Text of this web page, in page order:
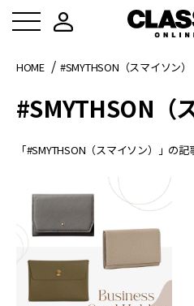
HOME #SMYTHSON（スマイソン）
#SMYTHSON（
「#SMYTHSON（スマイソン）」の記